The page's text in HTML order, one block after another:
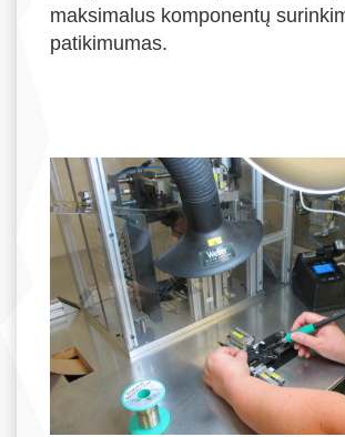
maksimalus komponentų
patikimumas.